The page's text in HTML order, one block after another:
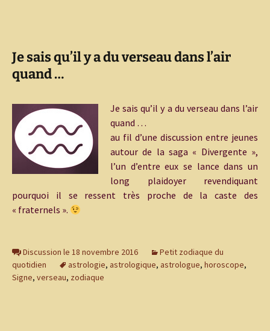
Je sais qu’il y a du verseau dans l’air
quand …
Je sais qu’il y a du verseau dans l’air
quand …
au fil d’une discussion entre jeunes
autour de la saga « Divergente »,
l’un d’entre eux se lance dans un
long plaidoyer revendiquant
pourquoi il se ressent très proche de la caste des
« fraternels ».
Discussion le 18 novembre 2016
Petit zodiaque du
quotidien
astrologie, astrologique, astrologue, horoscope,
Signe, verseau, zodiaque